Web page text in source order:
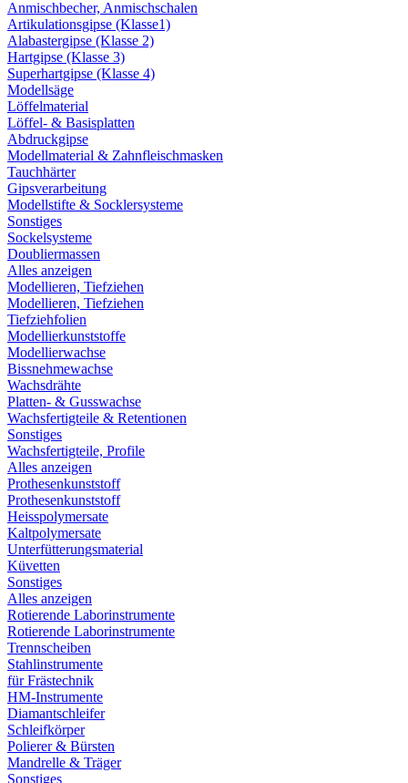
Anmischbecher, Anmischschalen
Artikulationsgipse (Klasse1)
Alabastergipse (Klasse 2)
Hartgipse (Klasse 3)
Superhartgipse (Klasse 4)
Modellsäge
Löffelmaterial
Löffel- & Basisplatten
Abdruckgipse
Modellmaterial & Zahnfleischmasken
Tauchhärter
Gipsverarbeitung
Modellstifte & Socklersysteme
Sonstiges
Sockelsysteme
Doubliermassen
Alles anzeigen
Modellieren, Tiefziehen
Modellieren, Tiefziehen
Tiefziehfolien
Modellierkunststoffe
Modellierwachse
Bissnehmewachse
Wachsdrähte
Platten- & Gusswachse
Wachsfertigteile & Retentionen
Sonstiges
Wachsfertigteile, Profile
Alles anzeigen
Prothesenkunststoff
Prothesenkunststoff
Heisspolymersate
Kaltpolymersate
Unterfütterungsmaterial
Küvetten
Sonstiges
Alles anzeigen
Rotierende Laborinstrumente
Rotierende Laborinstrumente
Trennscheiben
Stahlinstrumente
für Frästechnik
HM-Instrumente
Diamantschleifer
Schleifkörper
Polierer & Bürsten
Mandrelle & Träger
Sonstiges